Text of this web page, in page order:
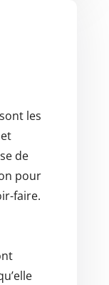
les
de
pour
faire.